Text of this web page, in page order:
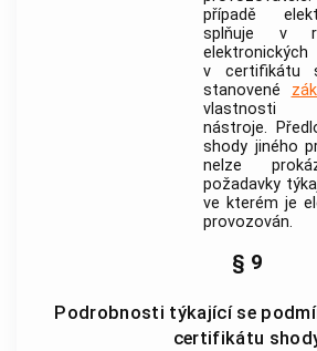
případě
splňuje v
elektronických
v certifikátu
stanovené
nástroje.
shody jiného
nelze
požadavky
ve kterém je
provozován.
§ 9
Podrobnosti týkající se
certifikátu